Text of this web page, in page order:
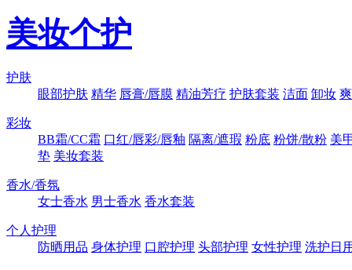
美妆个护
护肤
眼部护肤 精华 唇膏/唇膜 精油芳疗 护肤套装 洁面 卸妆
彩妆
BB霜/CC霜 口红/唇彩/唇釉 隔离/遮瑕 粉底 粉饼/散粉 美
垫 美妆套装
香水/香氛
女士香水 男士香水 香水套装
个人护理
防晒用品 身体护理 口腔护理 头部护理 女性护理 洗护日